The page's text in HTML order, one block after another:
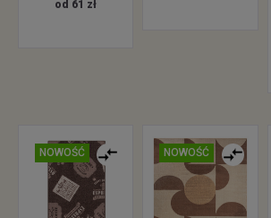
od 61 zł
NOWOŚĆ NOWOŚĆ